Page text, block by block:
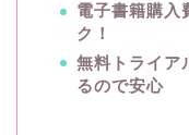
電子書籍購入
ク！
無料トライア
るので安心